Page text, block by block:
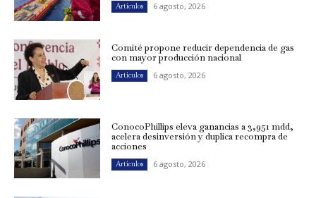
Artículos 6 agosto, 2026
Comité propone reducir dependencia de gas
con mayor producción nacional
Artículos 6 agosto, 2026
ConocoPhillips eleva ganancias a 3,951 mdd,
acelera desinversión y duplica recompra de
acciones
Artículos 6 agosto, 2026